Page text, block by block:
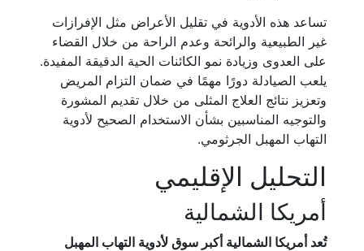
تساعد هذه الأدوية في تقليل الأعراض مثل الإفرازات
غير الطبيعية والرائحة وعدم الراحة من خلال القضاء
على العدوى وزيادة نمو الكائنات الحية الدقيقة المفيدة.
يلعب الصيادلة دورًا مهمًا في ضمان التزام المريض
وتعزيز نتائج العلاج المثلى من خلال تقديم المشورة
والتوجيه المناسبين بشأن الاستخدام الصحيح لأدوية
التهاب المهبل الجرثومي.
التحليل الإقليمي
أمريكا الشمالية
تُعد أمريكا الشمالية أكبر سوق لأدوية التهاب المهبل